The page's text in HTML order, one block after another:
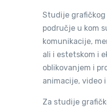
Studije
područje u kom
komunikacije,
ali i estetskom i
oblikovanjem i
animacije, video
Za studije